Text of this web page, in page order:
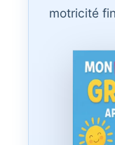
motricité